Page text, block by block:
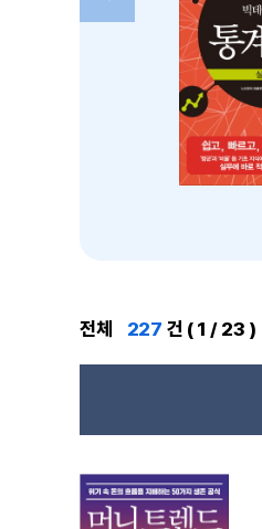
전체 227 건 ( 1 / 23 )